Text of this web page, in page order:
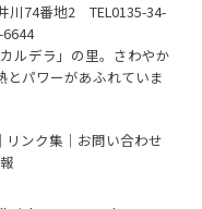
川74番地2 TEL0135-34-
ルデラ」の里。さわやか
パワーがあふれていま
リンク集
お問い合わせ